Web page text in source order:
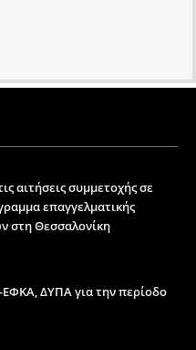
αιτήσεις συμμετοχής σε
επαγγελματικής
στη Θεσσαλονίκη
ΔΥΠΑ για την περίοδο